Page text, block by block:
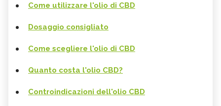
Come utilizzare l'olio di CBD
Dosaggio consigliato
Come scegliere l'olio di CBD
Quanto costa l'olio CBD?
Controindicazioni dell'olio CBD